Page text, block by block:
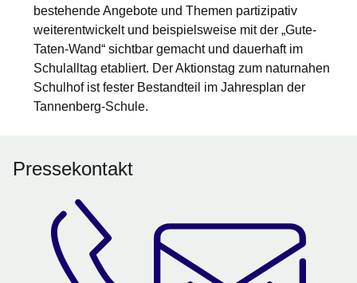
bestehende Angebote und Themen partizipativ
weiterentwickelt und beispielsweise mit der „Gute-
Taten-Wand“ sichtbar gemacht und dauerhaft im
Schulalltag etabliert. Der Aktionstag zum naturnahen
Schulhof ist fester Bestandteil im Jahresplan der
Tannenberg-Schule.
Pressekontakt